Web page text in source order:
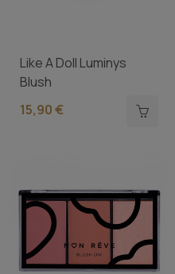
Like A Doll Luminys
Blush
15,90 €